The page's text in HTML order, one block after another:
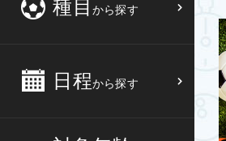
近畿
種目 から探す
レーボール日程から探す
4
11